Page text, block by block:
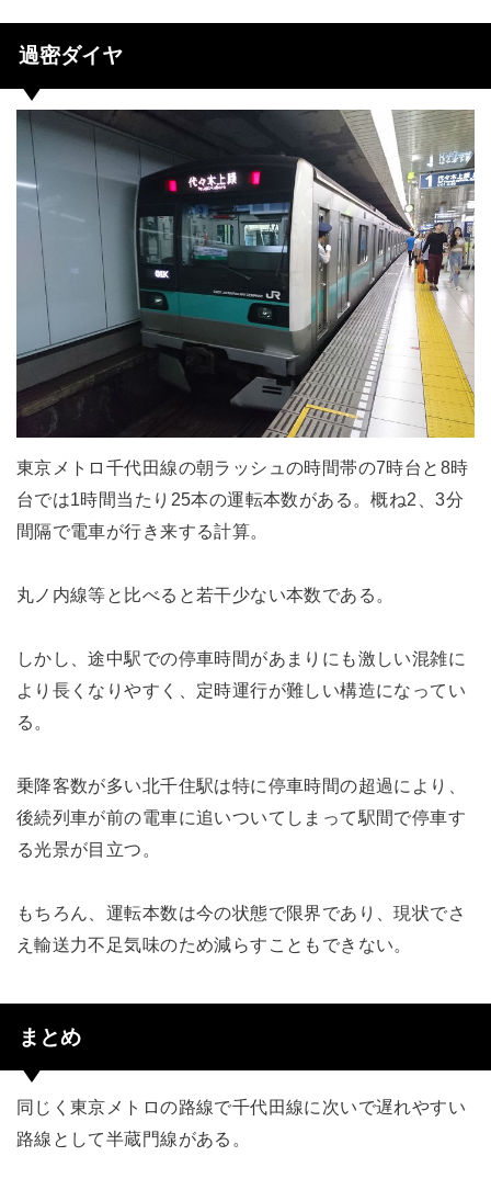
過密ダイヤ
東京メトロ千代田線の朝ラッシュの時間帯の7時台と8時
台では1時間当たり25本の運転本数がある。概ね2、3分
間隔で電車が行き来する計算。
丸ノ内線等と比べると若干少ない本数である。
しかし、途中駅での停車時間があまりにも激しい混雑に
より長くなりやすく、定時運行が難しい構造になってい
る。
乗降客数が多い北千住駅は特に停車時間の超過により、
後続列車が前の電車に追いついてしまって駅間で停車す
る光景が目立つ。
もちろん、運転本数は今の状態で限界であり、現状でさ
え輸送力不足気味のため減らすこともできない。
まとめ
同じく東京メトロの路線で千代田線に次いで遅れやすい
路線として半蔵門線がある。